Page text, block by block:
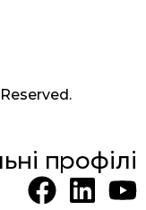
профілі
F
L
Y